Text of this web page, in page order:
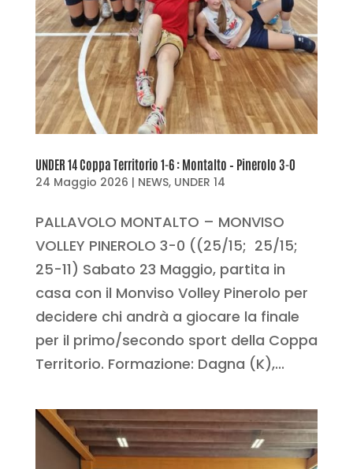
UNDER 14 Coppa Territorio 1-6 : Montalto – Pinerolo 3-0
24 Maggio 2026 | NEWS, UNDER 14
PALLAVOLO MONTALTO – MONVISO
VOLLEY PINEROLO 3-0 ((25/15; 25/15;
25-11) Sabato 23 Maggio, partita in
casa con il Monviso Volley Pinerolo per
decidere chi andrà a giocare la finale
per il primo/secondo sport della Coppa
Territorio. Formazione: Dagna (K),...